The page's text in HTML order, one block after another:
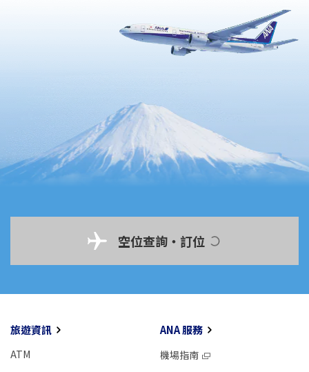
空位查詢・訂位
旅遊資訊
ATM
ANA 服務
機場指南